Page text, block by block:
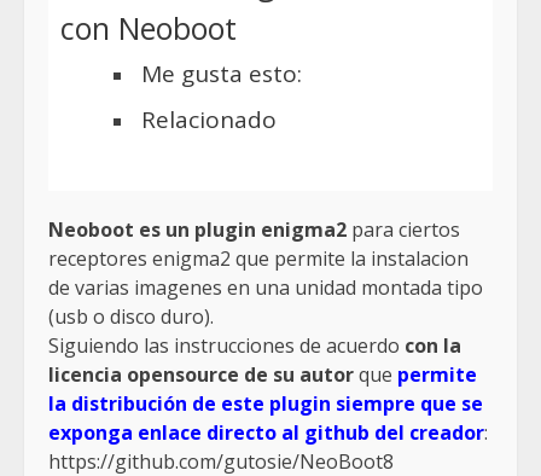
con Neoboot
Me gusta esto:
Relacionado
Neoboot es un plugin enigma2 para ciertos
receptores enigma2 que permite la instalacion
de varias imagenes en una unidad montada tipo
(usb o disco duro).
Siguiendo las instrucciones de acuerdo con la
licencia opensource de su autorque permite
la distribución de este plugin siempre que se
exponga enlace directo al github del creador:
https://github.com/gutosie/NeoBoot8